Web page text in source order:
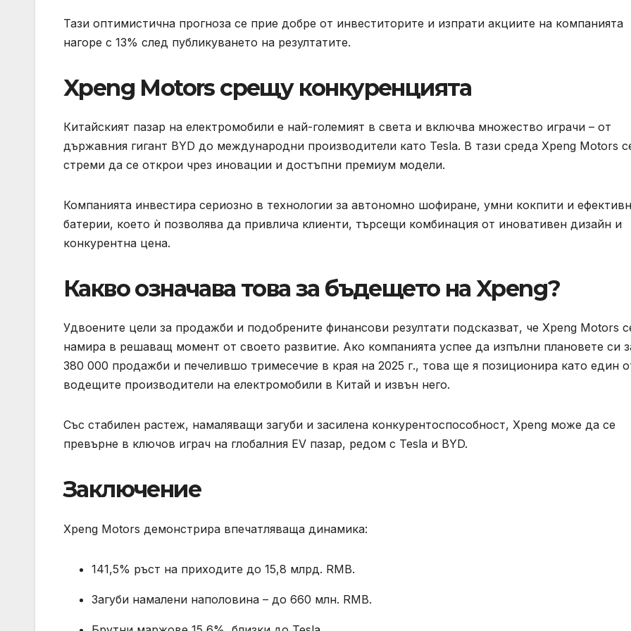
Тази оптимистична прогноза се прие добре от инвеститорите и изпрати акциите на компанията
нагоре с 13% след публикуването на резултатите.
Xpeng Motors срещу конкуренцията
Китайският пазар на електромобили е най-големият в света и включва множество играчи – от
държавния гигант BYD до международни производители като Tesla. В тази среда Xpeng Motors
стреми да се открои чрез иновации и достъпни премиум модели.
Компанията инвестира сериозно в технологии за автономно шофиране, умни кокпити и
батерии, което ѝ позволява да привлича клиенти, търсещи комбинация от иновативен дизайн и
конкурентна цена.
Какво означава това за бъдещето на Xpeng?
Удвоените цели за продажби и подобрените финансови резултати подсказват, че Xpeng Motors
намира в решаващ момент от своето развитие. Ако компанията успее да изпълни плановете си
380 000 продажби и печелившо тримесечие в края на 2025 г., това ще я позиционира като един
водещите производители на електромобили в Китай и извън него.
Със стабилен растеж, намаляващи загуби и засилена конкурентоспособност, Xpeng може да се
превърне в ключов играч на глобалния EV пазар, редом с Tesla и BYD.
Заключение
Xpeng Motors демонстрира впечатляваща динамика:
141,5% ръст на приходите до 15,8 млрд. RMB.
Загуби намалени наполовина – до 660 млн. RMB.